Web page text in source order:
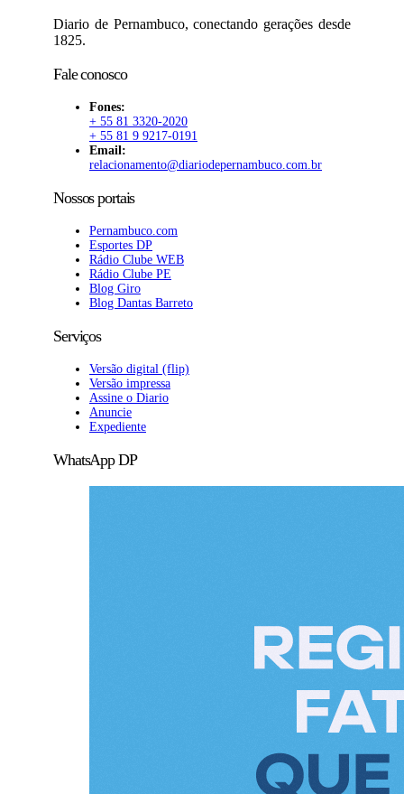
Diario de Pernambuco, conectando gerações desde
1825.
Fale conosco
Fones:
+ 55 81 3320-2020
+ 55 81 9 9217-0191
Email:
relacionamento@diariodepernambuco.com.br
Nossos portais
Pernambuco.com
Esportes DP
Rádio Clube WEB
Rádio Clube PE
Blog Giro
Blog Dantas Barreto
Serviços
Versão digital (flip)
Versão impressa
Assine o Diario
Anuncie
Expediente
WhatsApp DP